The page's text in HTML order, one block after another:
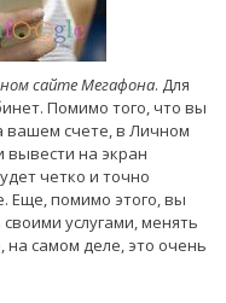
сайте Мегафона. Для
Помимо того, что вы
вашем счете, в Личном
на экран
четко и точно
Еще, помимо этого, вы
услугами, менять
самом деле, это очень